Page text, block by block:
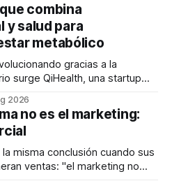
combina
salud para
metabólico
gracias a la
surge QiHealth, una startup
artificial y monitoreo
las personas a tomar mejores
Su propuesta busca
2026
no es el marketing:
misma conclusión cuando sus
ventas: "el marketing no